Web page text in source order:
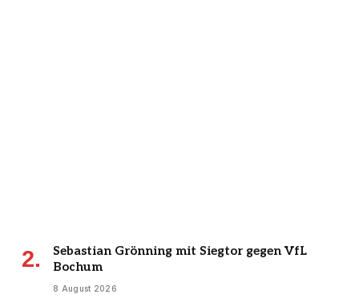
Sebastian Grönning mit Siegtor gegen VfL
Bochum
8 August 2026